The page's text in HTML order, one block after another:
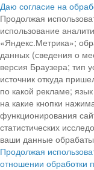
Даю согласие на
Продолжая
использование
«Яндекс.Метрика»;
данных (сведения о
версия Браузера; тип
источник откуда
по какой рекламе;
на какие кнопки
функционирования
статистических
ваши данные
Продолжая
отношении обработки